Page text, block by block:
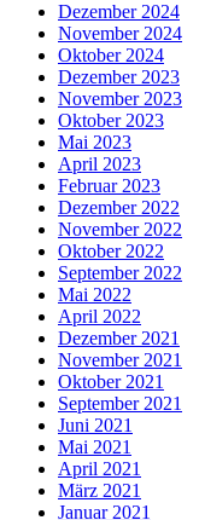
Dezember 2024
November 2024
Oktober 2024
Dezember 2023
November 2023
Oktober 2023
Mai 2023
April 2023
Februar 2023
Dezember 2022
November 2022
Oktober 2022
September 2022
Mai 2022
April 2022
Dezember 2021
November 2021
Oktober 2021
September 2021
Juni 2021
Mai 2021
April 2021
März 2021
Januar 2021